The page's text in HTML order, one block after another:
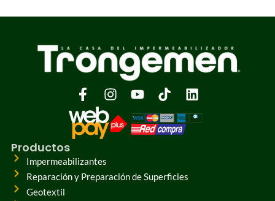
Productos
Impermeabilizantes
Reparación y Preparación de Superficies
Geotextil